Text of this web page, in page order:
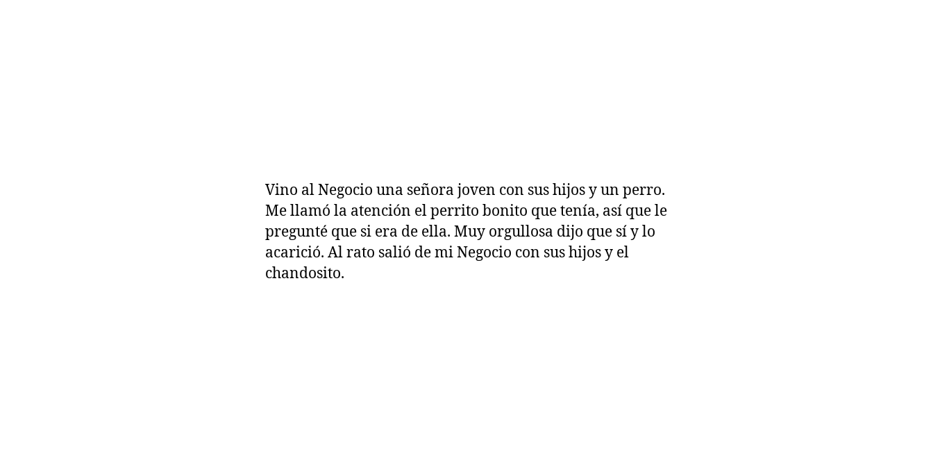
Vino al Negocio una señora joven con sus hijos y un perro.
Me llamó la atención el perrito bonito que tenía, así que le
pregunté que si era de ella. Muy orgullosa dijo que sí y lo
acarició. Al rato salió de mi Negocio con sus hijos y el
chandosito.